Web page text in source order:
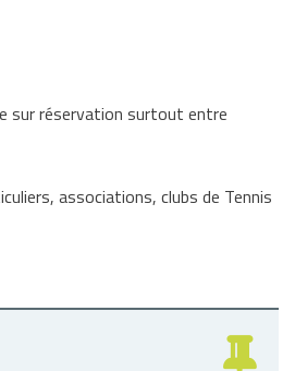
sur réservation surtout entre
associations, clubs de Tennis